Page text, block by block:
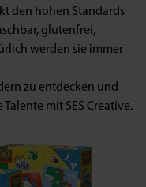
den hohen Standards
glutenfrei,
werden sie immer
zu entdecken und
mit SES Creative.